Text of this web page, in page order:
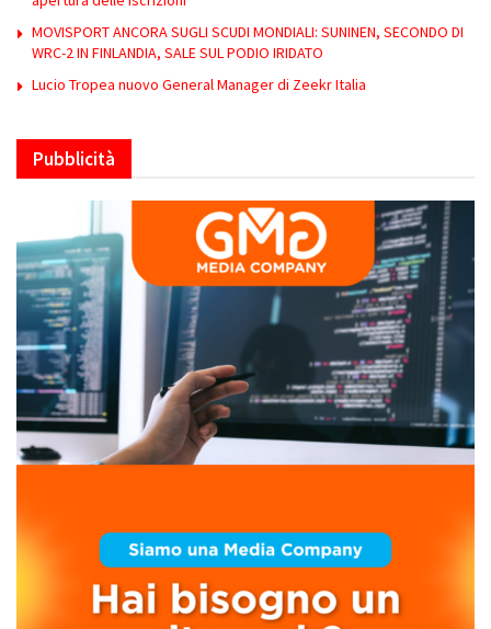
MOVISPORT ANCORA SUGLI SCUDI MONDIALI: SUNINEN, SECONDO DI
WRC-2 IN FINLANDIA, SALE SUL PODIO IRIDATO
Lucio Tropea nuovo General Manager di Zeekr Italia
Pubblicità